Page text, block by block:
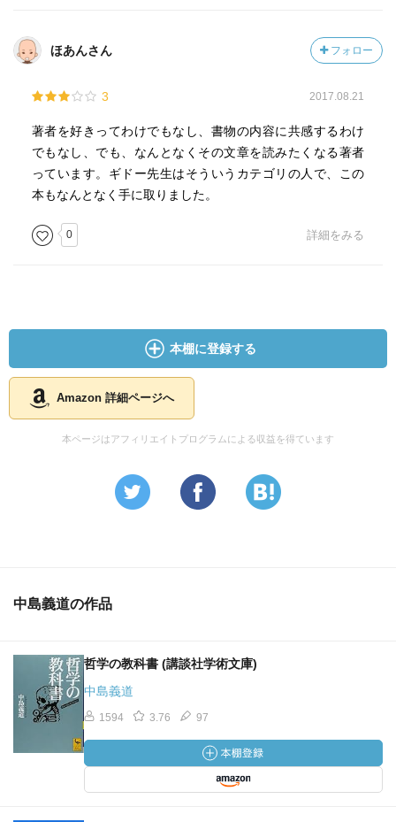
ほあんさん フォロー
3 2017.08.21
著者を好きってわけでもなし、書物の内容に共感するわけ
でもなし、でも、なんとなくその文章を読みたくなる著者
っています。ギドー先生はそういうカテゴリの人で、この
本もなんとなく手に取りました。
0 詳細をみる
本棚に登録する
Amazon 詳細ページへ
本ページはアフィリエイトプログラムによる収益を得ています
中島義道の作品
哲学の教科書 (講談社学術文庫)
中島義道
1594 3.76 97